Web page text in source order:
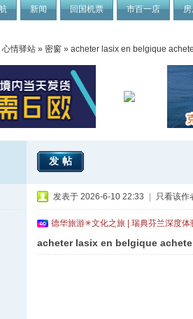
新闻 回国机票 市百一店
心情驿站 » 密窗 » acheter lasix en belgique
发帖
发表于 2026-6-10 22:33 只看该作
德华旅游✳文化之旅 | 瑞典芬兰深度
acheter lasix en belgique